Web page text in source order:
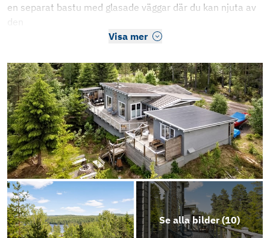
en separat bastu med glasade väggar där du kan njuta av
den
Visa mer
Se alla bilder (10)